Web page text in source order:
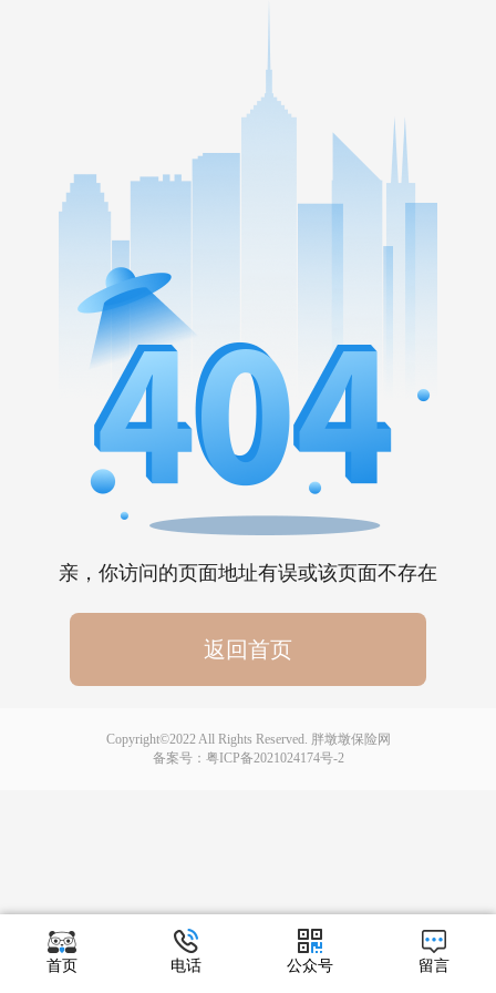
亲，你访问的页面地址有误或该页面不存在
返回首页
首页 电话 公众号 留言
Copyright©2022 All Rights Reserved. 胖墩墩保险网
备案号： 粤ICP备2021024174号-2